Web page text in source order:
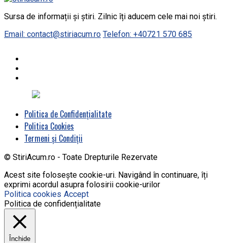
Sursa de informații și știri. Zilnic îți aducem cele mai noi știri.
Email: contact@stiriacum.ro Telefon: +40721 570 685
Politica de Confidențialitate
Politica Cookies
Termeni și Condiții
© StiriAcum.ro - Toate Drepturile Rezervate
Acest site folosește cookie-uri. Navigând în continuare, îți
exprimi acordul asupra folosirii cookie-urilor
Politica cookies Accept
Politica de confidențialitate
Închide